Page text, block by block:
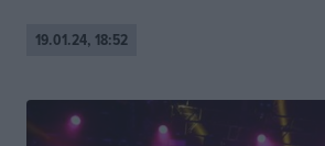
19.01.24, 18:52